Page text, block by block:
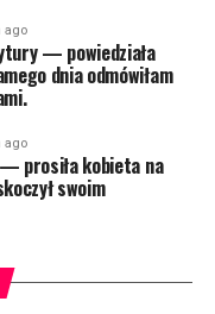
ago
— powiedziała
dnia odmówiłam
ago
prosiła kobieta na
swoim